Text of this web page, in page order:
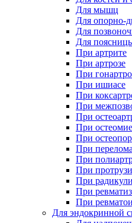
Для мышц
Для опорно-
Для
Для
При артрите
При артрозе
При
При ишиасе
При
При
При
При
При
При
При
При
При
При
При
Для эндокринной